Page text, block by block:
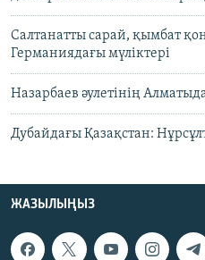
Салтанатты сарай, қымбат
Германиядағы мүліктері
Назарбаев әулетінің
Дубайдағы Қазақстан:
ЖАЗЫЛЫҢЫЗ